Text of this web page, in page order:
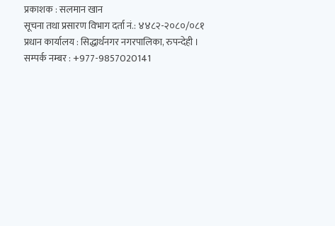
प्रकाशक : सलमान खान
सूचना तथा प्रसारण विभाग दर्ता नं.: ४४८२-२०८०/०८१
प्रधान कार्यालय : सिद्धार्थनगर नगरपालिका, रुपन्देही ।
सम्पर्क नम्बर : +977-9857020141